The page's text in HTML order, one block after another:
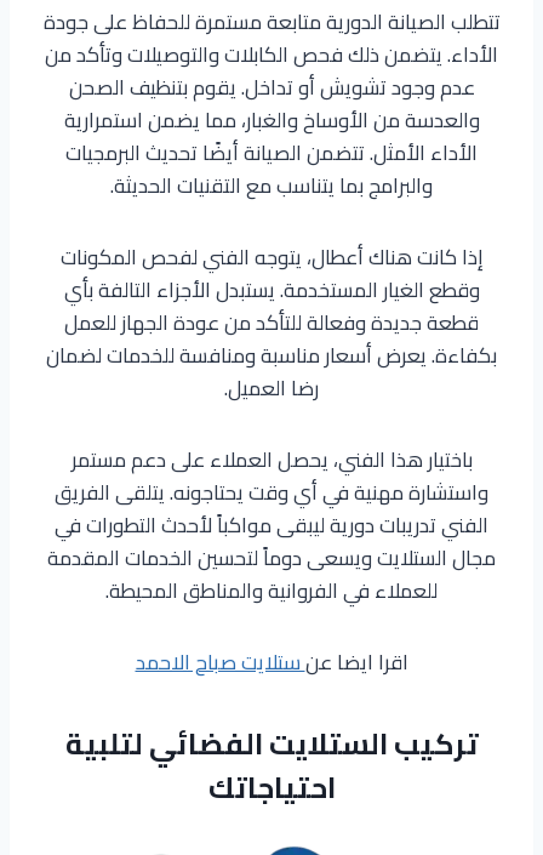
تتطلب الصيانة الدورية متابعة مستمرة للحفاظ على جودة
الأداء. يتضمن ذلك فحص الكابلات والتوصيلات وتأكد من
عدم وجود تشويش أو تداخل. يقوم بتنظيف الصحن
والعدسة من الأوساخ والغبار، مما يضمن استمرارية
الأداء الأمثل. تتضمن الصيانة أيضًا تحديث البرمجيات
والبرامج بما يتناسب مع التقنيات الحديثة.
إذا كانت هناك أعطال، يتوجه الفني لفحص المكونات
وقطع الغيار المستخدمة. يستبدل الأجزاء التالفة بأي
قطعة جديدة وفعالة للتأكد من عودة الجهاز للعمل
بكفاءة. يعرض أسعار مناسبة ومنافسة للخدمات لضمان
رضا العميل.
باختيار هذا الفني، يحصل العملاء على دعم مستمر
واستشارة مهنية في أي وقت يحتاجونه. يتلقى الفريق
الفني تدريبات دورية ليبقى مواكباً لأحدث التطورات في
مجال الستلايت ويسعى دوماً لتحسين الخدمات المقدمة
للعملاء في الفروانية والمناطق المحيطة.
اقرا ايضا عنستلايت صباح الاحمد
تركيب الستلايت الفضائي لتلبية
احتياجاتك